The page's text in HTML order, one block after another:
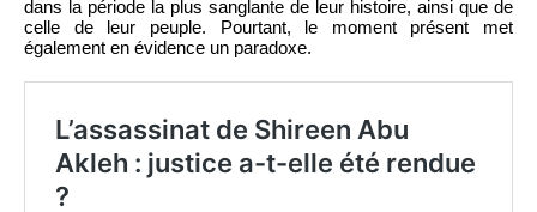
dans la période la plus sanglante de leur histoire, ainsi que de
celle de leur peuple. Pourtant, le moment présent met
également en évidence un paradoxe.